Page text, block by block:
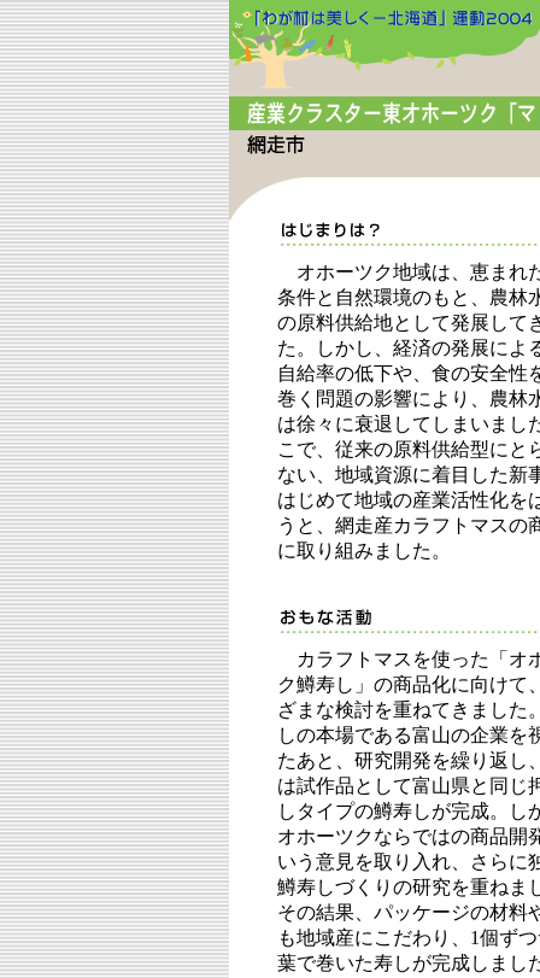
オホーツク地域は、恵まれ
条件と自然環境のもと、農林
の原料供給地として発展して
た。しかし、経済の発展によ
自給率の低下や、食の安全性
巻く問題の影響により、農林
は徐々に衰退してしまいまし
こで、従来の原料供給型にと
ない、地域資源に着目した新
はじめて地域の産業活性化を
うと、網走産カラフトマスの
に取り組みました。
カラフトマスを使った「オ
ク鱒寿し」の商品化に向けて
ざまな検討を重ねてきました
しの本場である富山の企業を
たあと、研究開発を繰り返し
は試作品として富山県と同じ
しタイプの鱒寿しが完成。し
オホーツクならではの商品開
いう意見を取り入れ、さらに
鱒寿しづくりの研究を重ねま
その結果、パッケージの材料
も地域産にこだわり、1個ず
葉で巻いた寿しが完成しまし